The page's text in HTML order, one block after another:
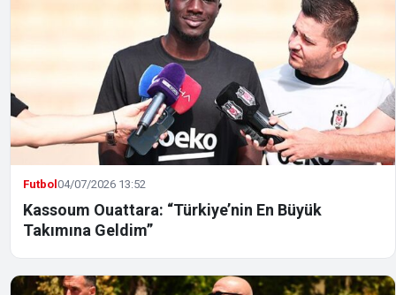
Futbol04/07/2026 13:52
Kassoum Ouattara: “Türkiye’nin En Büyük
Takımına Geldim”